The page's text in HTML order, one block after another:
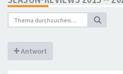
Antwort